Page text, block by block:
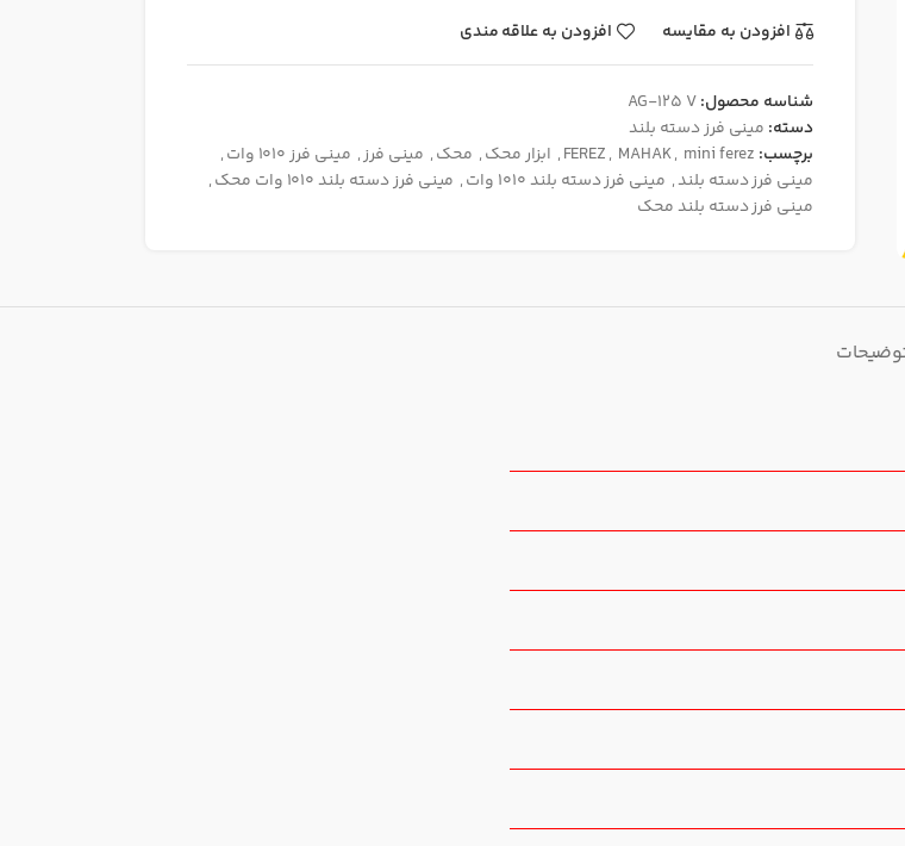
افزودن به مقایسه
افزودن به علاقه مندی
شناسه محصول:AG-125 V
دسته: مینی فرز دسته بلند
برچسب:
FEREZ, MAHAK, mini ferez
, ابزار محک, محک, مینی فرز, مینی فرز 1010 وات
,
مینی فرز دسته بلند, مینی فرز دسته بلند 1010 وات , مینی فرز دسته بلند 1010 وات محک
,
مینی فرز دسته بلند محک